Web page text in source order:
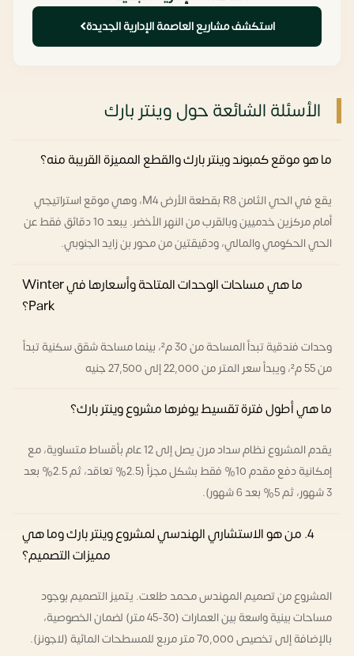
استكشف مشاريع العاصمة الإدارية الجديدة
الأسئلة الشائعة حول وينتر بارك
ما هو موقع كمبوند وينتر بارك والقطع المميزة القريبة منه؟
يقع في الحي الثامن R8 بقطعة الأرض M4، وهي موقع استراتيجي
أمام مركزين خدميين وبالقرب من النهر الأخضر. يبعد 10 دقائق فقط عن
الحي الحكومي والمالي، ودقيقتين من محور بن زايد الجنوبي.
ما هي مساحات الوحدات المتاحة وأسعارها في Winter
Park؟
وحدات فندقية تبدأ المساحة من 30 م²، بينما مساحة شقق سكنية تبدأ
من 55 م²، ويبدأ سعر المتر من 22,000 إلى 27,500 جنيه
ما هي أطول فترة تقسيط يوفرها مشروع وينتر بارك؟
يقدم المشروع نظام سداد مرن يصل إلى 12 عام بأقساط متساوية، مع
إمكانية دفع مقدم 10% فقط بشكل مجزأ (2.5% تعاقد، ثم 2.5% بعد
3 شهور، ثم 5% بعد 6 شهور).
4. من هو الاستشاري الهندسي لمشروع وينتر بارك وما هي
مميزات التصميم؟
المشروع من تصميم المهندس محمد طلعت. يتميز التصميم بوجود
مساحات بينية واسعة بين العمارات (30-45 متر) لضمان الخصوصية،
بالإضافة إلى تخصيص 70,000 متر مربع للمسطحات المائية (لاجونز).